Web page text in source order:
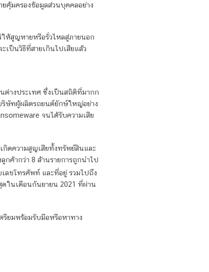
คุ้มครองข้อมูลส่วนบุคคลอย่าง
ห้สูญหายหรือรั่วไหลสู่ภายนอก
เป็นวิธีที่สายเกินไปเสียแล้ว
ต่างประเทศ ซึ่งเป็นสถิติที่มากก
ริษัทผู้ผลิตรถยนต์ยักษ์ใหญ่อย่าง
จนได้รับความเสีย
กิดความสูญเสียทั้งทรัพย์สินและ
ค้ากว่า 8 ล้านรายการถูกนำไป
ลขโทรศัพท์ และที่อยู่ รวมไปถึง
ดในเดือนกันยายน 2021 ที่ผ่าน
ยมพร้อมรับมือหรือหาทาง